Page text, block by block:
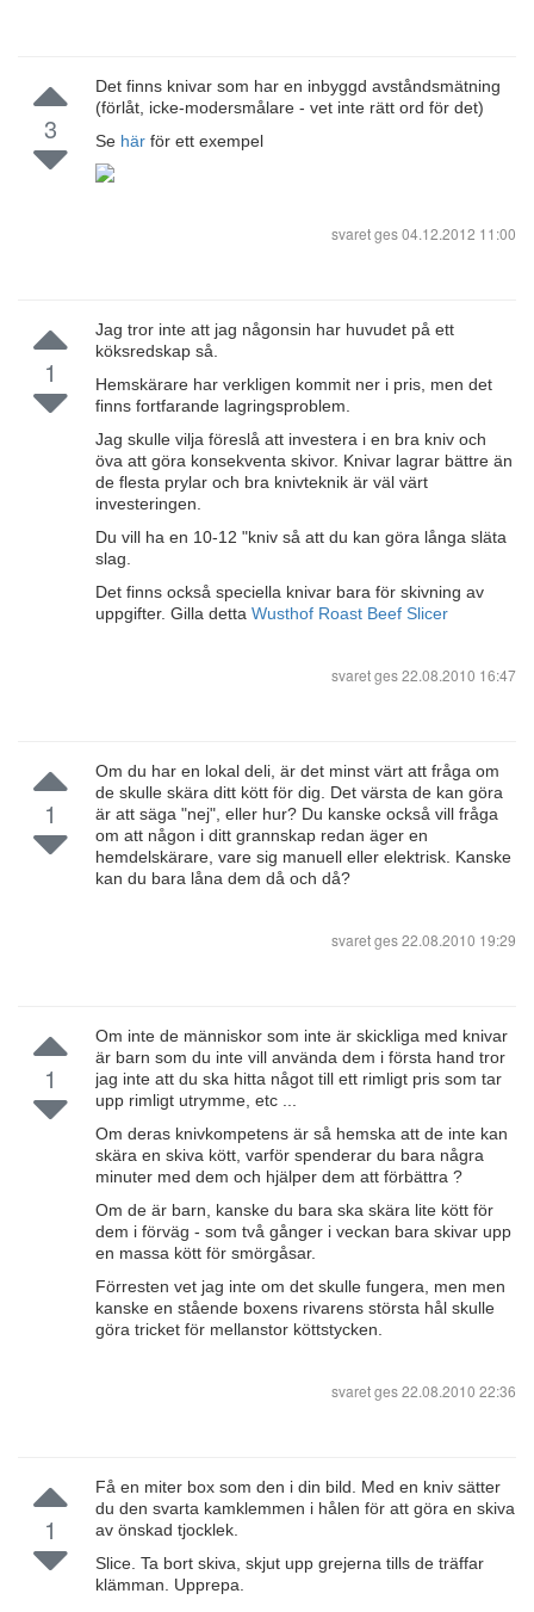
3
Det finns knivar som har en inbyggd avståndsmätning
(förlåt, icke-modersmålare - vet inte rätt ord för det)
Se här för ett exempel
svaret ges04.12.2012 11:00
1
Jag tror inte att jag någonsin har huvudet på ett
köksredskap så.
Hemskärare har verkligen kommit ner i pris, men det
finns fortfarande lagringsproblem.
Jag skulle vilja föreslå att investera i en bra kniv och
öva att göra konsekventa skivor. Knivar lagrar bättre än
de flesta prylar och bra knivteknik är väl värt
investeringen.
Du vill ha en 10-12 "kniv så att du kan göra långa släta
slag.
Det finns också speciella knivar bara för skivning av
uppgifter. Gilla detta Wusthof Roast Beef Slicer
svaret ges22.08.2010 16:47
1
Om du har en lokal deli, är det minst värt att fråga om
de skulle skära ditt kött för dig. Det värsta de kan göra
är att säga "nej", eller hur? Du kanske också vill fråga
om att någon i ditt grannskap redan äger en
hemdelskärare, vare sig manuell eller elektrisk. Kanske
kan du bara låna dem då och då?
svaret ges22.08.2010 19:29
1
Om inte de människor som inte är skickliga med knivar
är barn som du inte vill använda dem i första hand tror
jag inte att du ska hitta något till ett rimligt pris som tar
upp rimligt utrymme, etc ...
Om deras knivkompetens är så hemska att de inte kan
skära en skiva kött, varför spenderar du bara några
minuter med dem och hjälper dem att förbättra ?
Om de är barn, kanske du bara ska skära lite kött för
dem i förväg - som två gånger i veckan bara skivar upp
en massa kött för smörgåsar.
Förresten vet jag inte om det skulle fungera, men men
kanske en stående boxens rivarens största hål skulle
göra tricket för mellanstor köttstycken.
svaret ges22.08.2010 22:36
1
Få en miter box som den i din bild. Med en kniv sätter
du den svarta kamklemmen i hålen för att göra en skiva
av önskad tjocklek.
Slice. Ta bort skiva, skjut upp grejerna tills de träffar
klämman. Upprepa.